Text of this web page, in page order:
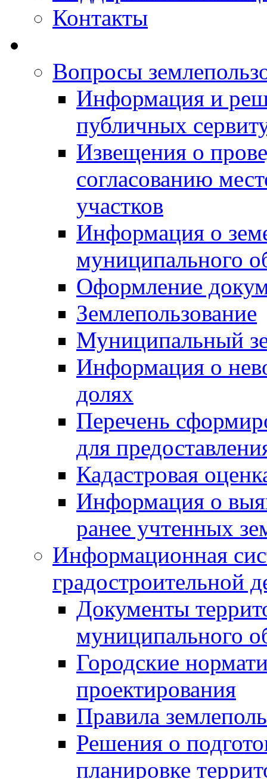
Контакты
Вопросы
Информация и
публичных
Извещения о
согласованию
участков
Информация о
муниципального
Оформление
Землепользование
Муниципальный
Информация о
долях
Перечень
для
Кадастровая
Информация о
ранее учтенных
Информационная
градостроительной
Документы
муниципального
Городские
проектирования
Правила
Решения о
планировке